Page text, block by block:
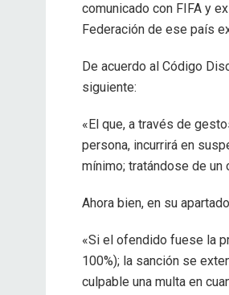
comunicado con FIFA y
Federación de ese país
De acuerdo al Código
siguiente:
«El que, a través de
persona, incurrirá en
mínimo; tratándose de
Ahora bien, en su
«Si el ofendido fuese la
100%); la sanción se
culpable una multa en